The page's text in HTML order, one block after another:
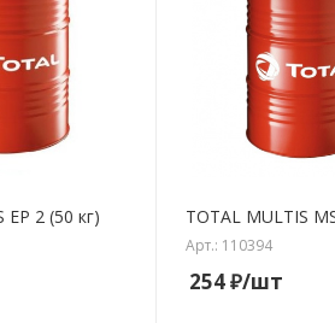
EP 2 (50 кг) TOTAL MULTIS
Арт.: 110394
254₽/шт